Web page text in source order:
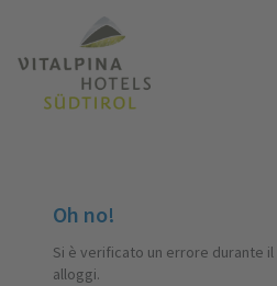
Oh no!
Si è verificato un errore durante
alloggi.